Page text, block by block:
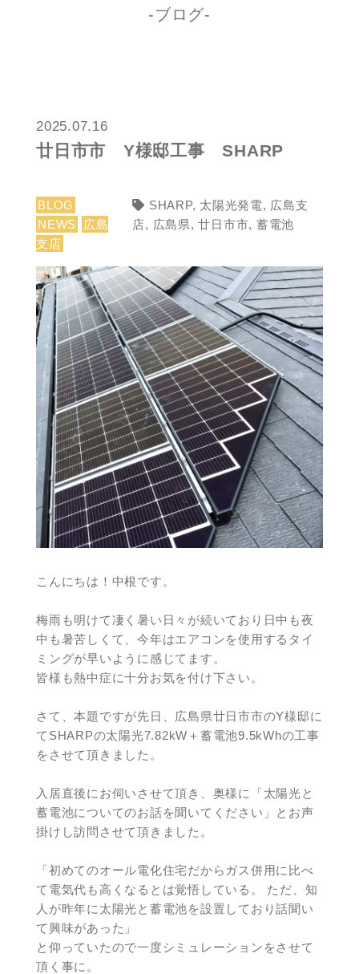
-ブログ-
2025.07.16
廿日市市 Y様邸工事 SHARP
BLOG
NEWS
広島
支店
SHARP, 太陽光発電, 広島支
店, 広島県,廿日市市, 蓄電池
こんにちは！中根です。
梅雨も明けて凄く暑い日々が続いており日中も夜
中も暑苦しくて、今年はエアコンを使用するタイ
ミングが早いように感じてます。
皆様も熱中症に十分お気を付け下さい。
さて、本題ですが先日、広島県廿日市市のY様邸に
てSHARPの太陽光7.82kW＋蓄電池9.5kWhの工事
をさせて頂きました。
入居直後にお伺いさせて頂き、奥様に「太陽光と
蓄電池についてのお話を聞いてください」とお声
掛けし訪問させて頂きました。
「初めてのオール電化住宅だからガス併用に比べ
て電気代も高くなるとは覚悟している。 ただ、知
人が昨年に太陽光と蓄電池を設置しており話聞い
て興味があった」
と仰っていたので一度シミュレーションをさせて
頂く事に。